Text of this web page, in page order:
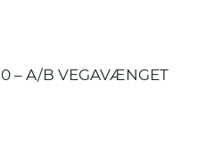
– A/B VEGAVÆNGET